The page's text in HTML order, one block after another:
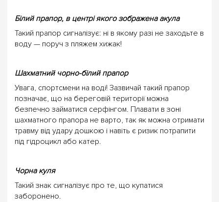
Білий прапор, в центрі якого зображена акула
Такий прапор сигналізує: ні в якому разі не заходьте в
воду — поруч з пляжем хижак!
Шахматний чорно-білий прапор
Увага, спортсмени на воді! Зазвичай такий прапор
позначає, що на береговій території можна
безпечно займатися серфінгом. Плавати в зоні
шахматного прапора не варто, так як можна отримати
травму від удару дошкою і навіть є ризик потрапити
під гідроцикл або катер.
Чорна куля
Такий знак сигналізує про те, що купатися
заборонено.